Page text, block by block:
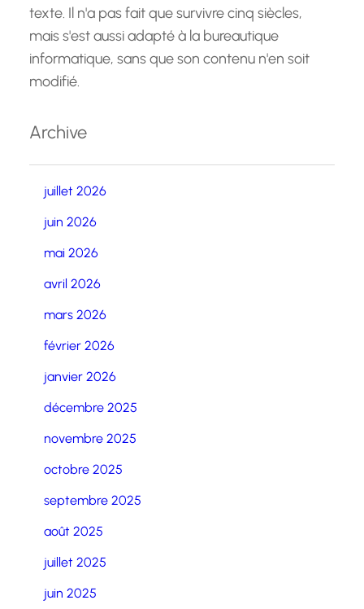
texte. Il n'a pas fait que survivre cinq siècles,
mais s'est aussi adapté à la bureautique
informatique, sans que son contenu n'en soit
modifié.
Archive
juillet 2026
juin 2026
mai 2026
avril 2026
mars 2026
février 2026
janvier 2026
décembre 2025
novembre 2025
octobre 2025
septembre 2025
août 2025
juillet 2025
juin 2025